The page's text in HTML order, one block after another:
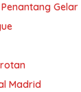
Gelar
Madrid